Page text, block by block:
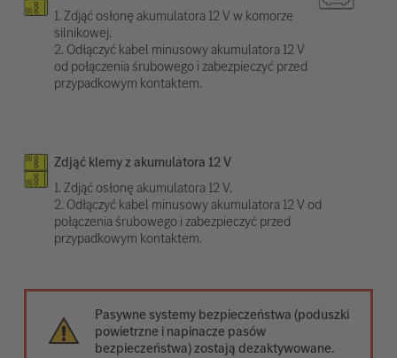
1. Zdjąć osłonę akumulatora 12 V w komorze
silnikowej.
2. Odłączyć kabel minusowy akumulatora 12 V
od połączenia śrubowego i zabezpieczyć przed
przypadkowym kontaktem.
Zdjąć klemy z akumulatora 12 V
1. Zdjąć osłonę akumulatora 12 V.
2. Odłączyć kabel minusowy akumulatora 12 V od
połączenia śrubowego i zabezpieczyć przed
przypadkowym kontaktem.
Pasywne systemy bezpieczeństwa (poduszki
powietrzne i napinacze pasów
bezpieczeństwa) zostają dezaktywowane.